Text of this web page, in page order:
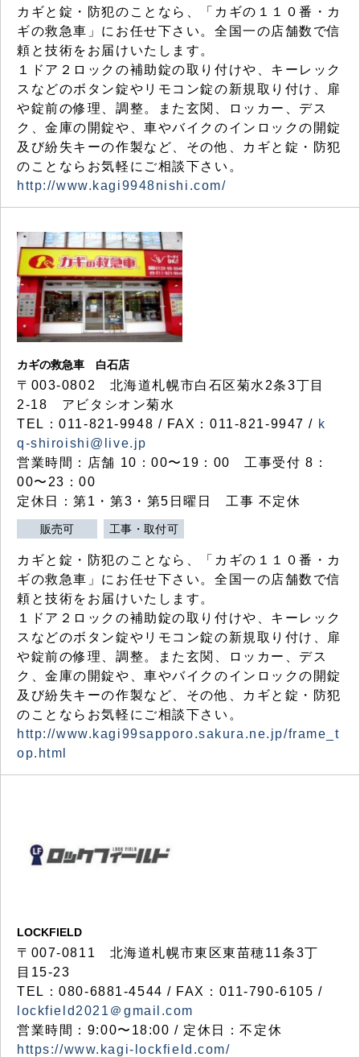
カギと錠・防犯のことなら、「カギの１１０番・カ
ギの救急車」にお任せ下さい。全国一の店舗数で信
頼と技術をお届けいたします。
１ドア２ロックの補助錠の取り付けや、キーレック
スなどのボタン錠やリモコン錠の新規取り付け、扉
や錠前の修理、調整。また玄関、ロッカー、デス
ク、金庫の開錠や、車やバイクのインロックの開錠
及び紛失キーの作製など、その他、カギと錠・防犯
のことならお気軽にご相談下さい。
http://www.kagi9948nishi.com/
カギの救急車 白石店
〒003-0802 北海道札幌市白石区菊水2条3丁目
2-18 アビタシオン菊水
TEL：011-821-9948 / FAX：011-821-9947 / k
q-shiroishi@live.jp
営業時間：店舗 10：00〜19：00 工事受付 8：
00〜23：00
定休日：第1・第3・第5日曜日 工事 不定休
販売可 工事・取付可
カギと錠・防犯のことなら、「カギの１１０番・カ
ギの救急車」にお任せ下さい。全国一の店舗数で信
頼と技術をお届けいたします。
１ドア２ロックの補助錠の取り付けや、キーレック
スなどのボタン錠やリモコン錠の新規取り付け、扉
や錠前の修理、調整。また玄関、ロッカー、デス
ク、金庫の開錠や、車やバイクのインロックの開錠
及び紛失キーの作製など、その他、カギと錠・防犯
のことならお気軽にご相談下さい。
http://www.kagi99sapporo.sakura.ne.jp/frame_t
op.html
LOCKFIELD
〒007-0811 北海道札幌市東区東苗穂11条3丁
目15-23
TEL：080-6881-4544 / FAX：011-790-6105 /
lockfield2021＠gmail.com
営業時間：9:00〜18:00 / 定休日：不定休
https://www.kagi-lockfield.com/